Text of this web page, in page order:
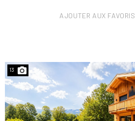
AJOUTER AUX FAVORIS
13